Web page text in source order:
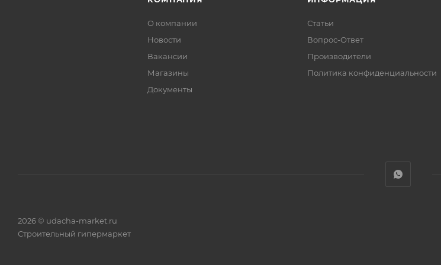
О компании
Новости
Вакансии
Магазины
Документы
Статьи
Вопрос-Ответ
Производители
Политика конфиденциальности
2026 © udacha-market.ru
Строительный гипермаркет